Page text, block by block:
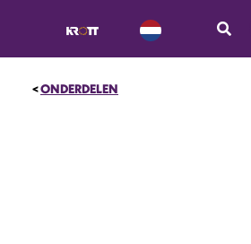
ONDERDELEN